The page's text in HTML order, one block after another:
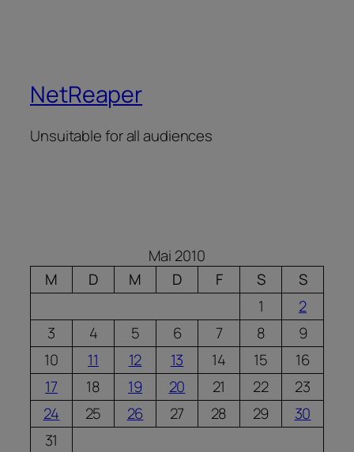
NetReaper
Unsuitable for all audiences
Mai 2010
M
D M D F S
S
1
2
3
4 5 6 7 8
9
10
11 12 13 14 15
16
17
18 19 20 21 22
23
24
25 26 27 28 29
30
31